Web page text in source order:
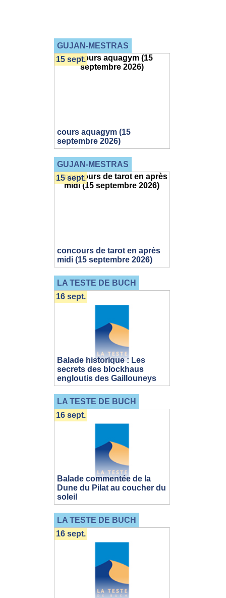
GUJAN-MESTRAS
cours aquagym (15
septembre 2026)
15 sept.
GUJAN-MESTRAS
concours de tarot en après
midi (15 septembre 2026)
15 sept.
LA TESTE DE BUCH
Balade historique : Les
secrets des blockhaus
engloutis des Gaillouneys
16 sept.
LA TESTE DE BUCH
Balade commentée de la
Dune du Pilat au coucher du
soleil
16 sept.
LA TESTE DE BUCH
16 sept.